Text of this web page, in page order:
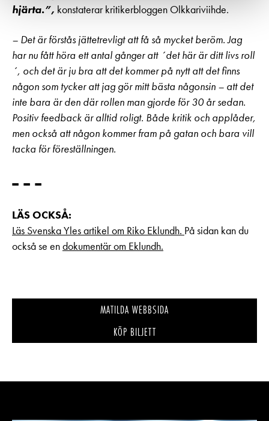
hjärta.”, konstaterar kritikerbloggen Olkkariviihde.
– Det är förstås jättetrevligt att få så mycket beröm. Jag
har nu fått höra ett antal gånger att ´det här är ditt livs roll
´, och det är ju bra att det kommer på nytt att det finns
någon som tycker att jag gör mitt bästa någonsin – att det
inte bara är den där rollen man gjorde för 30 år sedan.
Positiv feedback är alltid roligt. Både kritik och applåder,
men också att någon kommer fram på gatan och bara vill
tacka för föreställningen.
– – –
LÄS OCKSÅ:
Läs Svenska Yles artikel om Riko Eklundh. På sidan kan du
också se endokumentär om Eklundh.
MATILDA WEBBSIDA
KÖP BILJETT